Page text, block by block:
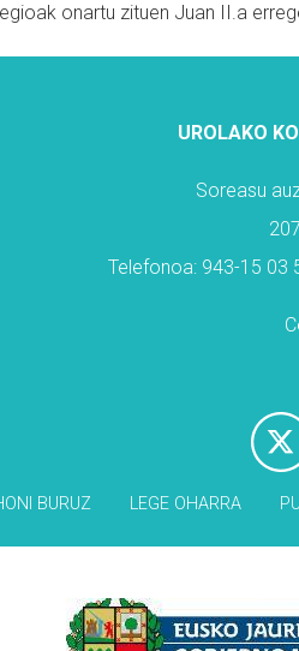
onartu zituen Juan II.a
UROLAKO
Soreasu
Telefonoa: 943-15 03
BURUZ LEGE OHARRA